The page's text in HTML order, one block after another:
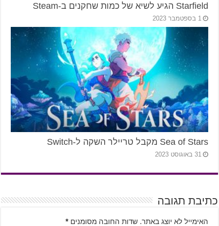
Starfield הגיע לשיא של כמות שחקנים ב-Steam
1 בספטמבר 2023
Sea of Stars מקבל טריילר השקה ל-Switch
31 באוגוסט 2023
כתיבת תגובה
האימייל לא יוצג באתר. שדות החובה מסומנים *